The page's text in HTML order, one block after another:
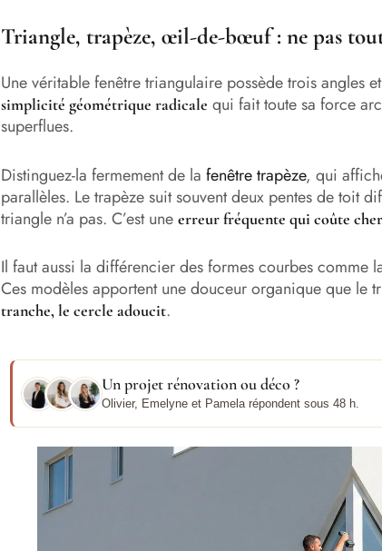
Triangle, trapèze, œil-de-bœuf : ne pas
Une véritable fenêtre triangulaire possède trois angles
simplicité géométrique radicale qui fait toute sa force
superflues.
Distinguez-la fermement de la fenêtre trapèze, qui
parallèles. Le trapèze suit souvent deux pentes de toit
triangle n’a pas. C’est une erreur fréquente qui coûte
Il faut aussi la différencier des formes courbes comme
Ces modèles apportent une douceur organique que le
tranche, le cercle adoucit.
Un projet rénovation ou déco ?
Olivier, Emelyne et Pamela répondent sous 48 h.